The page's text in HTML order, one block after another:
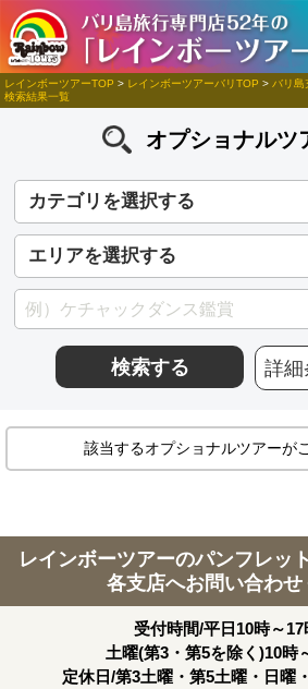
レインボーツアーTOP > レインボーツアーバリTOP > バリ島
検索結果一覧
オプショナルツ
カテゴリを選択する
エリアを選択する
検索する 詳細
該当するオプショナルツアーが
レインボーツアーのパンフレッ
各支店へお問い合わせ
受付時間/平日10時～17
土曜(第3・第5を除く)10時
定休日/第3土曜・第5土曜・日曜